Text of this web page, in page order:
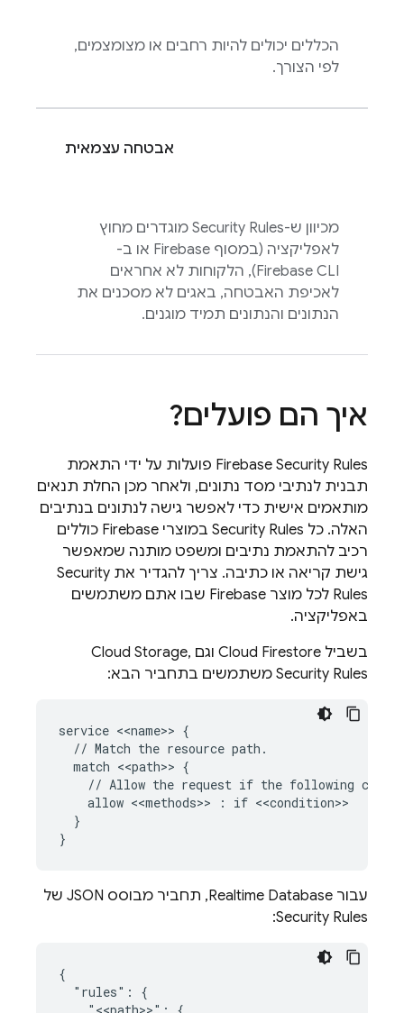
הכללים יכולים להיות רחבים או מצומצמים,
לפי הצורך.
אבטחה עצמאית
מכיוון ש-Security Rules מוגדרים מחוץ
לאפליקציה (במסוף Firebase או ב-
FirebaseCLI), הלקוחות לא אחראים
לאכיפת האבטחה, באגים לא מסכנים את
הנתונים והנתונים תמיד מוגנים.
איך הם פועלים?
Firebase Security Rules פועלות על ידי התאמת
תבנית לנתיבי מסד נתונים, ולאחר מכן החלת תנאים
מותאמים אישית כדי לאפשר גישה לנתונים בנתיבים
האלה. כל Security Rules
במוצרי Firebase כוללים
רכיב להתאמת נתיבים ומשפט מותנה שמאפשר
גישת קריאה או כתיבה. צריך להגדיר את Security
Rules
לכל מוצר Firebase שבו אתם משתמשים
באפליקציה.
בשביל Cloud Firestore וגם Cloud Storage,
Security Rules משתמשים בתחביר הבא:
service <<name>> {
  // Match the resource path.
  match <<path>> {
// Allow the request if the following
    allow <<methods>> : if <<condition>>
  }
עבור Realtime Database, תחביר מבוסס JSON של
Security Rules
:
{
  "rules": {